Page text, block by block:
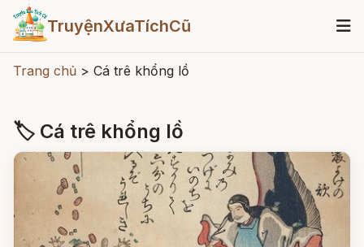
TruyệnXưaTíchCũ
Trang chủ > Cá trê khổng lồ
🏷 Cá trê khổng lồ